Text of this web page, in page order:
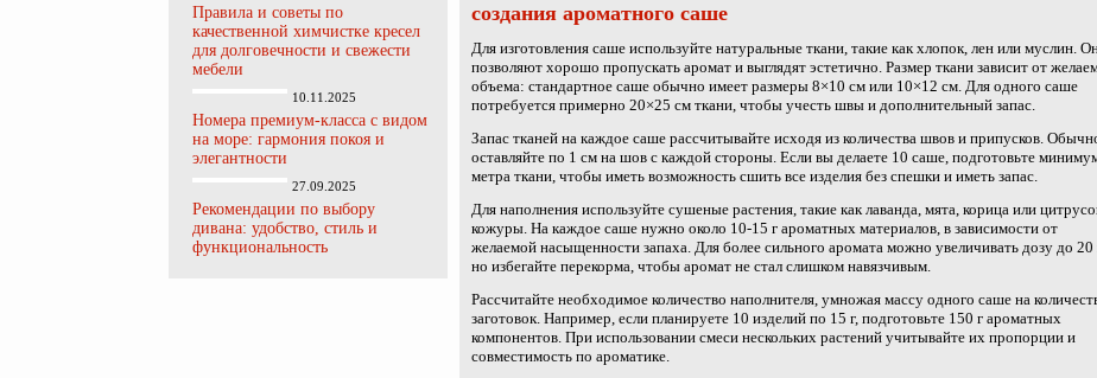
Правила и советы по
качественной химчистке кресел
для долговечности и свежести
мебели
10.11.2025
Номера премиум-класса с видом
на море: гармония покоя и
элегантности
27.09.2025
Рекомендации по выбору
дивана: удобство, стиль и
функциональность
создания ароматного саше
Для изготовления саше используйте натуральные ткани, такие как хлопок, лен или муслин.
позволяют хорошо пропускать аромат и выглядят эстетично. Размер ткани зависит от
объема: стандартное саше обычно имеет размеры 8×10 см или 10×12 см. Для одного саше
потребуется примерно 20×25 см ткани, чтобы учесть швы и дополнительный запас.
Запас тканей на каждое саше рассчитывайте исходя из количества швов и припусков.
оставляйте по 1 см на шов с каждой стороны. Если вы делаете 10 саше, подготовьте
метра ткани, чтобы иметь возможность сшить все изделия без спешки и иметь запас.
Для наполнения используйте сушеные растения, такие как лаванда, мята, корица или
кожуры. На каждое саше нужно около 10-15 г ароматных материалов, в зависимости от
желаемой насыщенности запаха. Для более сильного аромата можно увеличивать дозу до 20
но избегайте перекорма, чтобы аромат не стал слишком навязчивым.
Рассчитайте необходимое количество наполнителя, умножая массу одного саше на
заготовок. Например, если планируете 10 изделий по 15 г, подготовьте 150 г ароматных
компонентов. При использовании смеси нескольких растений учитывайте их пропорции и
совместимость по ароматике.